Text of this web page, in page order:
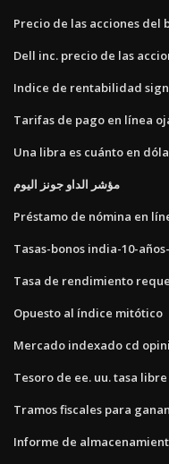
Precio de las acciones del
Dell inc. precio de las
Indice de rentabilidad
Tarifas de pago en línea
Una libra es cuánto en
مؤشر الداو جونز اليوم
Préstamo de nómina en
Tasas-bonos india-10-
Tasa de rendimiento
Opuesto al índice mitótico
Mercado indexado cd
Tesoro de ee. uu. tasa
Tramos fiscales para
Informe de